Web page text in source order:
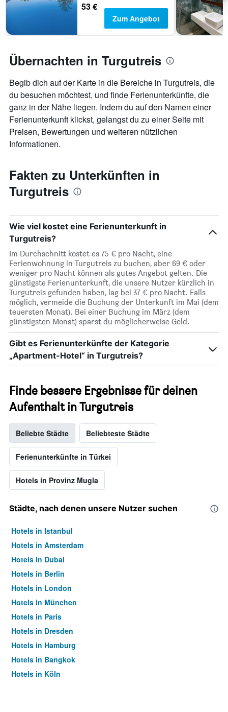
53 €
Zum Angebot
Übernachten in Turgutreis
Begib dich auf der Karte in die Bereiche in Turgutreis, die
du besuchen möchtest, und finde Ferienunterkünfte, die
ganz in der Nähe liegen. Indem du auf den Namen einer
Ferienunterkunft klickst, gelangst du zu einer Seite mit
Preisen, Bewertungen und weiteren nützlichen
Informationen.
Fakten zu Unterkünften in
Turgutreis
Wie viel kostet eine Ferienunterkunft in
Turgutreis?
Im Durchschnitt kostet es 75 € pro Nacht, eine
Ferienwohnung in Turgutreis zu buchen, aber 69 € oder
weniger pro Nacht können als gutes Angebot gelten. Die
günstigste Ferienunterkunft, die unsere Nutzer kürzlich in
Turgutreis gefunden haben, lag bei 37 € pro Nacht. Falls
möglich, vermeide die Buchung der Unterkunft im Mai (dem
teuersten Monat). Bei einer Buchung im März (dem
günstigsten Monat) sparst du möglicherweise Geld.
Gibt es Ferienunterkünfte der Kategorie
„Apartment-Hotel“ in Turgutreis?
Finde bessere Ergebnisse für deinen
Aufenthalt in Turgutreis
Beliebte Städte Beliebteste Städte
Ferienunterkünfte in Türkei
Hotels in Provinz Mugla
Städte, nach denen unsere Nutzer suchen
Hotels in Istanbul
Hotels in Amsterdam
Hotels in Dubai
Hotels in Berlin
Hotels in London
Hotels in München
Hotels in Paris
Hotels in Dresden
Hotels in Hamburg
Hotels in Bangkok
Hotels in Köln